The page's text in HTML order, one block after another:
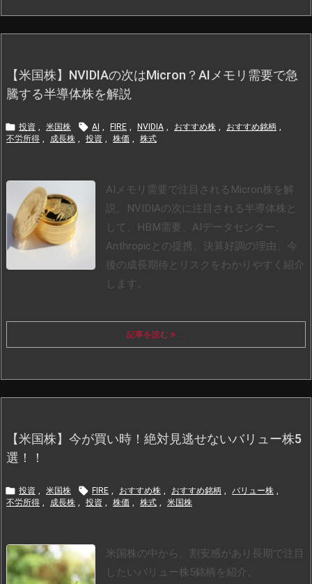
【米国株】NVIDIAの次はMicron？AIメモリ需要で急
騰する半導体株を解説
 投資 , 米国株  AI , FIRE , NVIDIA , おすすめ株 , おすすめ銘柄 ,
不労所得 , 成長株 , 投資 , 株価 , 株式
AIメモリ需要で注目されるMicron株を解
説。NVIDIAの次に注目される半導体株と
して、HBM需要、AIデータセンター、
Anthropicとの提携、決算好調の理由、今
後の成長期待とリスクをわかりやすく紹介
します。
記事を読む ...
【米国株】今が買い時！絶対見逃せないバリュー株5
選！！
 投資 , 米国株  FIRE , おすすめ株 , おすすめ銘柄 , バリュー株 ,
不労所得 , 成長株 , 投資 , 株価 , 株式 , 米国株
米国株の中から、割安感があり長期で注目
したいバリュー株5銘柄を紹介。